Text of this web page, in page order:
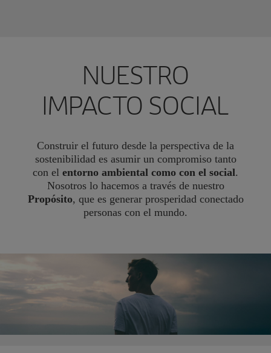
NUESTRO
IMPACTO SOCIAL
Construir el futuro desde la perspectiva de la
sostenibilidad es asumir un compromiso tanto
con el entorno ambiental como con el social.
Nosotros lo hacemos a través de nuestro
Propósito, que es generar prosperidad conectado
personas con el mundo.